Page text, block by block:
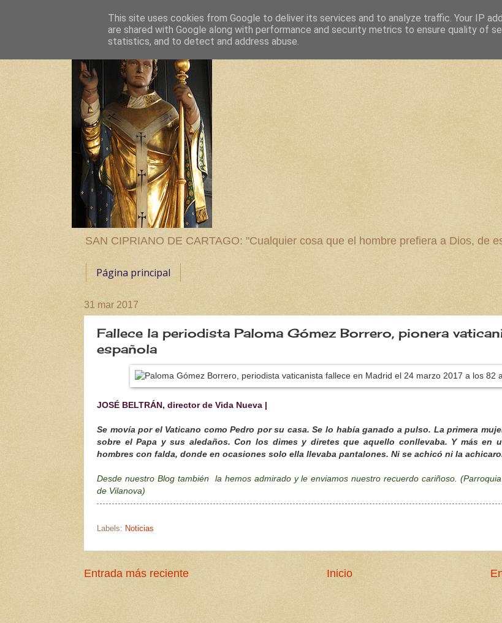
SAN CIPRIANO DE CARTAGO: "Cualquier cosa que el hombre prefiera a Dios, de
Página principal
31 mar 2017
Fallece la periodista Paloma Gómez Borrero, pionera
española
JOSÉ BELTRÁN, director de Vida Nueva |
Se movía por el Vaticano como Pedro por su casa. Se lo había ganado a pulso. La primera
sobre el Papa y sus aledaños. Con los dimes y diretes que aquello conllevaba. Y más en
hombres con falda, donde en ocasiones solo ella llevaba pantalones. Ni se achicó ni la
Desde nuestro Blog también la hemos admirado y le enviamos nuestro recuerdo cariñoso.
de Vilanova)
Labels: Noticias
Entrada más reciente Inicio
This site uses cookies from Google to deliver its services and to analyze traffic. Your IP
are shared with Google along with performance and security metrics to ensure quality of
statistics, and to detect and address abuse.